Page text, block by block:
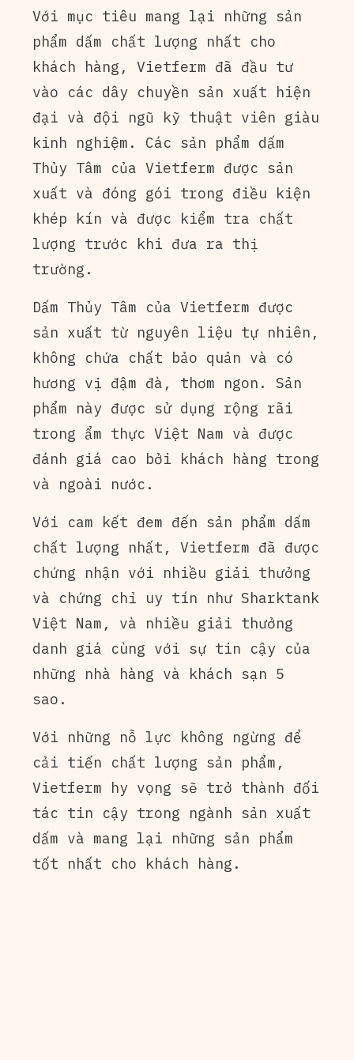
Với mục tiêu mang lại những sản
phẩm dấm chất lượng nhất cho
khách hàng, Vietferm đã đầu tư
vào các dây chuyền sản xuất hiện
đại và đội ngũ kỹ thuật viên giàu
kinh nghiệm. Các sản phẩm dấm
Thủy Tâm của Vietferm được sản
xuất và đóng gói trong điều kiện
khép kín và được kiểm tra chất
lượng trước khi đưa ra thị
trường.
Dấm Thủy Tâm của Vietferm được
sản xuất từ nguyên liệu tự nhiên,
không chứa chất bảo quản và có
hương vị đậm đà, thơm ngon. Sản
phẩm này được sử dụng rộng rãi
trong ẩm thực Việt Nam và được
đánh giá cao bởi khách hàng trong
và ngoài nước.
Với cam kết đem đến sản phẩm dấm
chất lượng nhất, Vietferm đã được
chứng nhận với nhiều giải thưởng
và chứng chỉ uy tín như Sharktank
Việt Nam, và nhiều giải thưởng
danh giá cùng với sự tin cậy của
những nhà hàng và khách sạn 5
sao.
Với những nỗ lực không ngừng để
cải tiến chất lượng sản phẩm,
Vietferm hy vọng sẽ trở thành đối
tác tin cậy trong ngành sản xuất
dấm và mang lại những sản phẩm
tốt nhất cho khách hàng.